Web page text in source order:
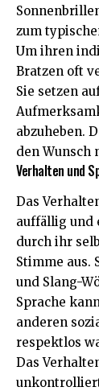
zum
Um ihren
Bratzen oft
Sie setzen
abzuheben.
den Wunsch
Verhalten und
Das
auffällig und
durch ihr
Stimme aus.
und Slang-
Sprache
anderen
respektlos
Das